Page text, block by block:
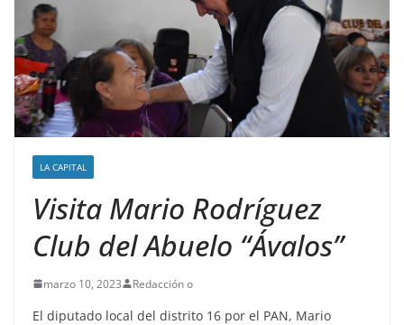
LA CAPITAL
Visita Mario Rodríguez
Club del Abuelo “Ávalos”
marzo 10, 2023 Redacción o
El diputado local del distrito 16 por el PAN, Mario